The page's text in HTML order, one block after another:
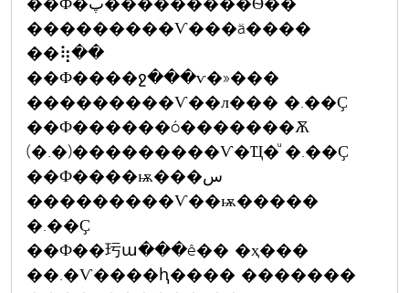
���������Ѵ���ä����
��⢷��
��Ф����ջ���ѵ�»���
���������Ѵ��л��� �.��Ҫ
��Ф������ó�������Ѫ
(�.�)���������Ѵ�Ҵ�ͧ �.��Ҫ
��Ф����ѭ���س
���������Ѵ��ѭ�����
�.��Ҫ
��Ф��㺮ա���ê�� �ҳ���
��.�Ѵ����ԧ���� �������